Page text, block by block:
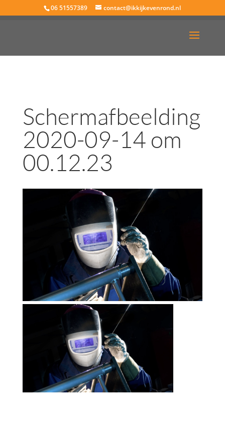
06 51557389 contact@ikkijkevenrond.nl
Schermafbeelding
2020-09-14 om
00.12.23